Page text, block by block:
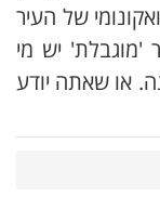
של העיר
'מוגבלת' יש מי
או שאתה יודע